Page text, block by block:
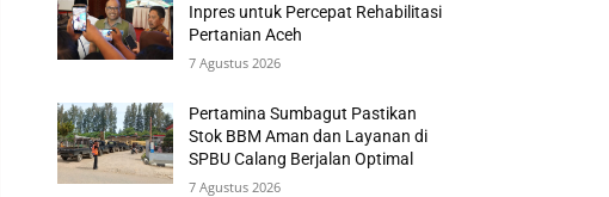
Inpres untuk Percepat Rehabilitasi
Pertanian Aceh
7 Agustus 2026
Pertamina Sumbagut Pastikan
Stok BBM Aman dan Layanan di
SPBU Calang Berjalan Optimal
7 Agustus 2026